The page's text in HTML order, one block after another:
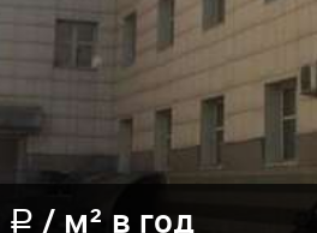
a / м² в год